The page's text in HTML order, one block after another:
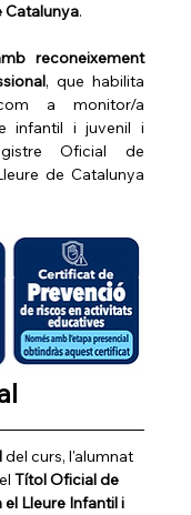
Catalunya.
reconeixement
, que habilita
a monitor/a
infantil i juvenil i
Oficial de
de Catalunya
del curs, l'alumnat
Títol Oficial de
Lleure Infantil i